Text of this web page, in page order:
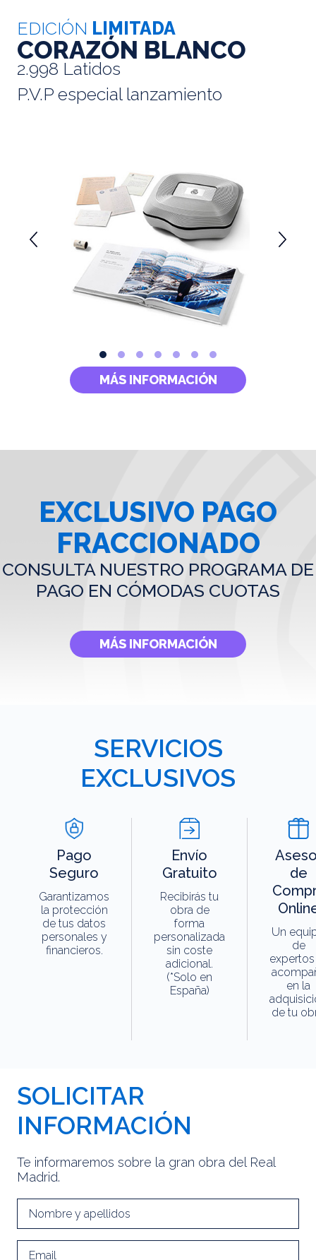
EDICIÓN LIMITADA
CORAZÓN BLANCO
2.998 Latidos
P.V.P especial lanzamiento
MÁS INFORMACIÓN
EXCLUSIVO PAGO
FRACCIONADO
CONSULTA NUESTRO PROGRAMA DE
PAGO EN CÓMODAS CUOTAS
MÁS INFORMACIÓN
SERVICIOS
EXCLUSIVOS
Pago
Seguro
Garantizamos
la protección
de tus datos
personales y
financieros.
Envío
Gratuito
Recibirás tu
obra de
forma
personalizada
sin coste
adicional.
(*Solo en
España)
de
Un
de
en la
de tu
SOLICITAR
INFORMACIÓN
Te informaremos sobre la gran obra del Real
Madrid.